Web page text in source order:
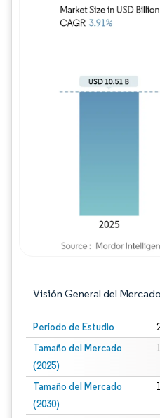
Visión General del Mercado
Período de Estudio
Tamaño del Mercado
(2025)
Tamaño del Mercado
(2030)